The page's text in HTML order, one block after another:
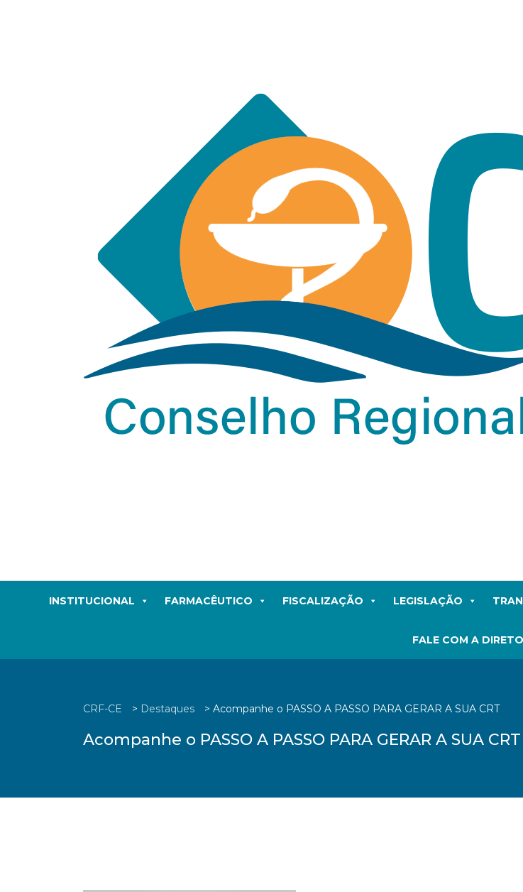
INSTITUCIONAL FARMACÊUTICO FISCALIZAÇÃO LEGISLAÇÃO
FALE COM A
CRF-CE > Destaques > Acompanhe o PASSO A PASSO PARA GERAR A SUA CRT
Acompanhe o PASSO A PASSO PARA GERAR A SUA CRT